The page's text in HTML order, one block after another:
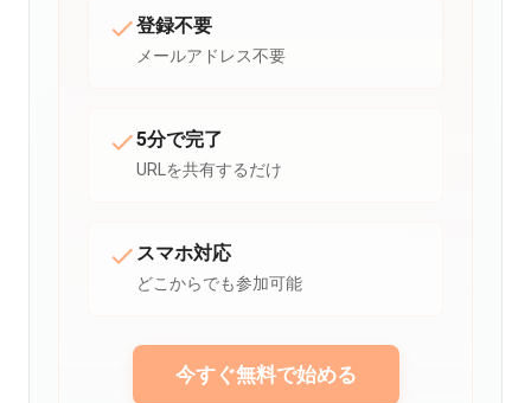
登録不要
メールアドレス不要
5分で完了
URLを共有するだけ
スマホ対応
どこからでも参加可能
今すぐ無料で始める